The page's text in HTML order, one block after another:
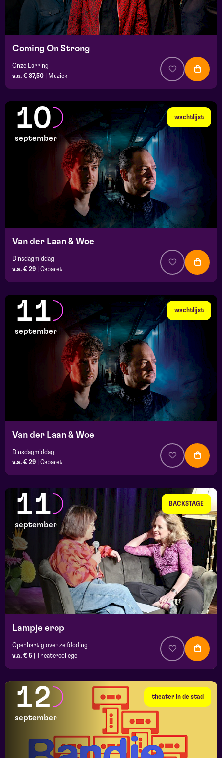
Coming On Strong
Onze Earring
v.a. € 37,50
Muziek
wachtlijst
10
september
Van der Laan & Woe
Dinsdagmiddag
v.a. € 29
Cabaret
wachtlijst
11
september
Van der Laan & Woe
Dinsdagmiddag
v.a. € 29
Cabaret
BACKSTAGE
11
september
Lampje erop
Openhartig over zelfdoding
v.a. € 5
Theatercollege
theater in de stad
12
september